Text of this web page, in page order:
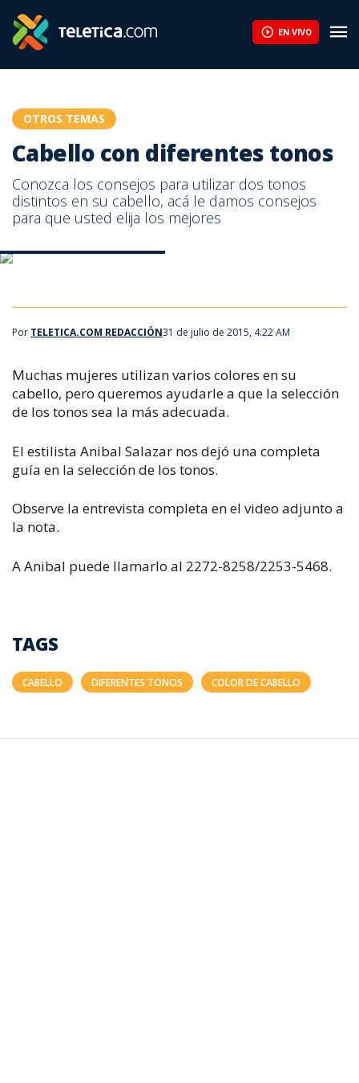
EN VIVO
OTROS TEMAS
Cabello con diferentes tonos
Conozca los consejos para utilizar dos tonos
distintos en su cabello, acá le damos consejos
para que usted elija los mejores
Por TELETICA.COM REDACCIÓN31 de julio de 2015, 4:22 AM
Muchas mujeres utilizan varios colores en su
cabello, pero queremos ayudarle a que la selección
de los tonos sea la más adecuada.
El estilista Anibal Salazar nos dejó una completa
guía en la selección de los tonos.
Observe la entrevista completa en el video adjunto a
la nota.
A Anibal puede llamarlo al 2272-8258/2253-5468.
TAGS
CABELLO DIFERENTES TONOS COLOR DE CABELLO